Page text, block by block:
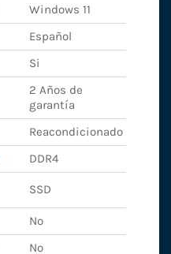
Windows 11
Español
Si
2 Años de
garantía
Reacondicionado
DDR4
SSD
No
No